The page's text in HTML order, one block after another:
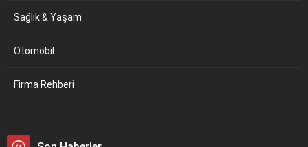
Sağlık & Yaşam
Otomobil
Firma Rehberi